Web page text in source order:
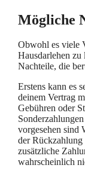
Mögliche
Obwohl es viele
Hausdarlehen zu
Nachteile, die
Erstens kann es
deinem Vertrag
Gebühren oder
vorgesehen sind
der
zusätzliche
wahrscheinlich